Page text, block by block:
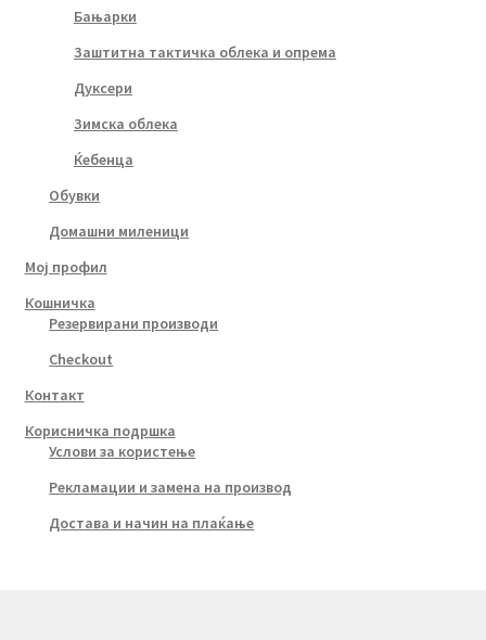
Бањарки
Заштитна тактичка облека и опрема
Дуксери
Зимска облека
Ќебенца
Обувки
Домашни миленици
Мој профил
Кошничка
Резервирани производи
Checkout
Контакт
Корисничка подршка
Услови за користење
Рекламации и замена на производ
Достава и начин на плаќање